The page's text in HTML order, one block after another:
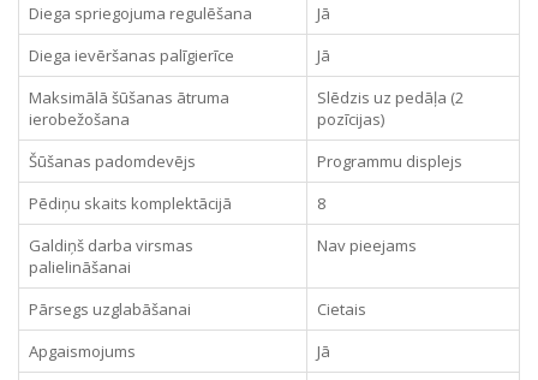
Diega spriegojuma regulēšana
Jā
Diega ievēršanas palīgierīce
Jā
Maksimālā šūšanas ātruma
ierobežošana
Slēdzis uz pedāļa (2
pozīcijas)
Šūšanas padomdevējs
Programmu displejs
Pēdiņu skaits komplektācijā
8
Galdiņš darba virsmas
palielināšanai
Nav pieejams
Pārsegs uzglabāšanai
Cietais
Apgaismojums
Jā